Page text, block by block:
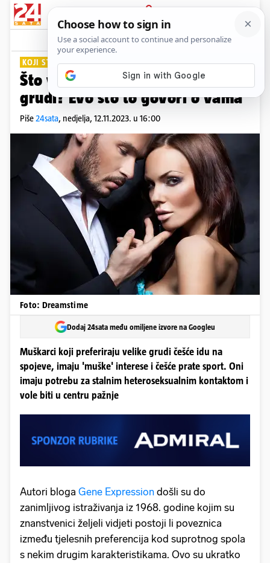
PRIJAVA
Lifestyle Komentari
KOJI STE TIP MUŠKARCA
Što više volite - stražnjicu ili
grudi? Evo što to govori o vama
Piše24sata, nedjelja, 12.11.2023. u 16:00
Foto: Dreamstime
Dodaj 24sata među omiljene izvore na Googleu
Muškarci koji preferiraju velike grudi češće idu na
spojeve, imaju 'muške' interese i češće prate sport. Oni
imaju potrebu za stalnim heteroseksualnim kontaktom i
vole biti u centru pažnje
Autori bloga Gene Expression došli su do
zanimljivog istraživanja iz 1968. godine kojim su
znanstvenici željeli vidjeti postoji li poveznica
između tjelesnih preferencija kod suprotnog spola
s nekim drugim karakteristikama. Ovo su ukratko